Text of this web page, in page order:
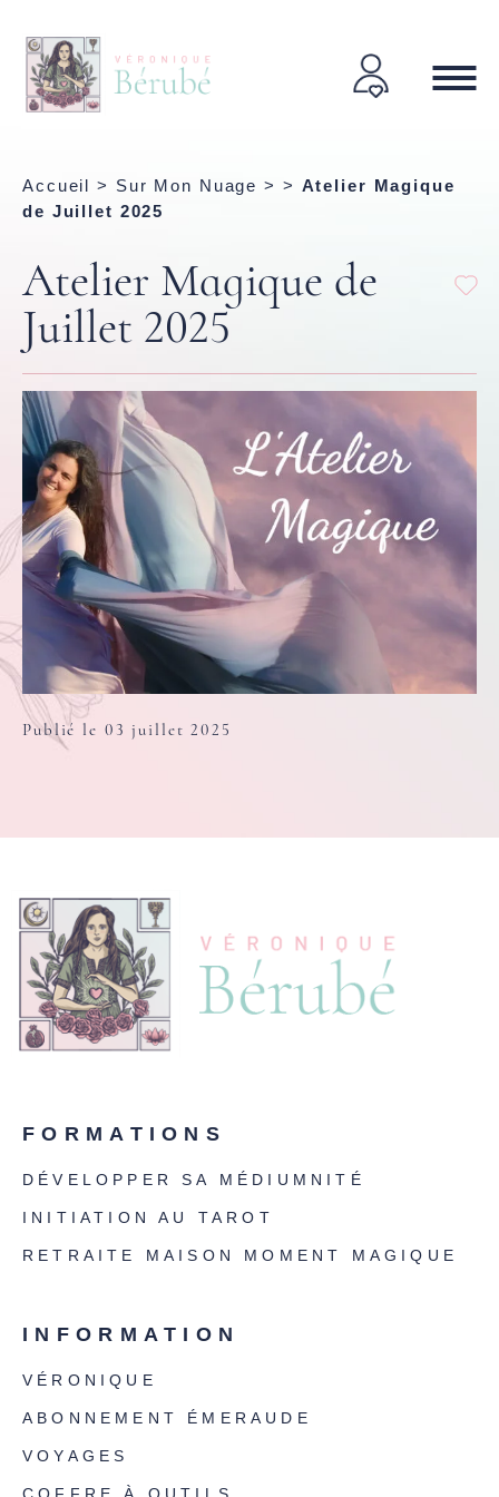
Accueil > Sur Mon Nuage > > Atelier Magique
de Juillet 2025
Atelier Magique de
Juillet 2025
Publié le 03 juillet 2025
FORMATIONS
DÉVELOPPER SA MÉDIUMNITÉ
INITIATION AU TAROT
RETRAITE MAISON MOMENT MAGIQUE
INFORMATION
VÉRONIQUE
ABONNEMENT ÉMERAUDE
VOYAGES